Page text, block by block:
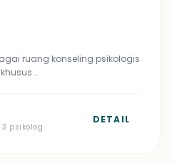
ruang konseling psikologis
…
3 psikolog
DETAIL